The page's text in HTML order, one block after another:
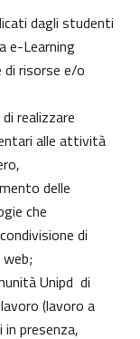
dagli studenti
e-Learning
di risorse e/o
realizzare
alle attività
delle
che
di
Unipd di
(lavoro a
presenza,